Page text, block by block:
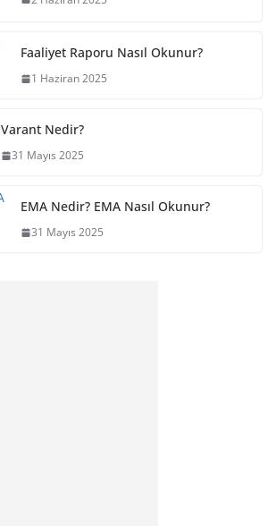
Faaliyet Raporu Nasıl Okunur?
1 Haziran 2025
Varant Nedir?
31 Mayıs 2025
EMA Nedir? EMA Nasıl Okunur?
31 Mayıs 2025